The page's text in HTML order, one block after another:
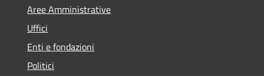
Aree Amministrative
Uffici
Enti e fondazioni
Politici